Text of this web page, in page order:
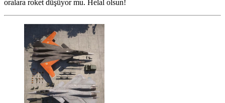
oralara roket düşüyor mu. Helal olsun!